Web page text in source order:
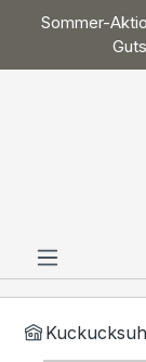
Zum Hauptinhalt
Sommer-